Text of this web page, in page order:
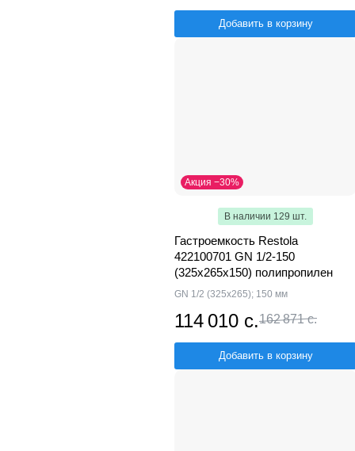
Добавить в корзину
Акция −30%
В наличии 129 шт.
Гастроемкость Restola
422100701 GN 1/2-150
(325х265х150) полипропилен
GN 1/2 (325x265); 150 мм
114 010 с.162 871 с.
Добавить в корзину